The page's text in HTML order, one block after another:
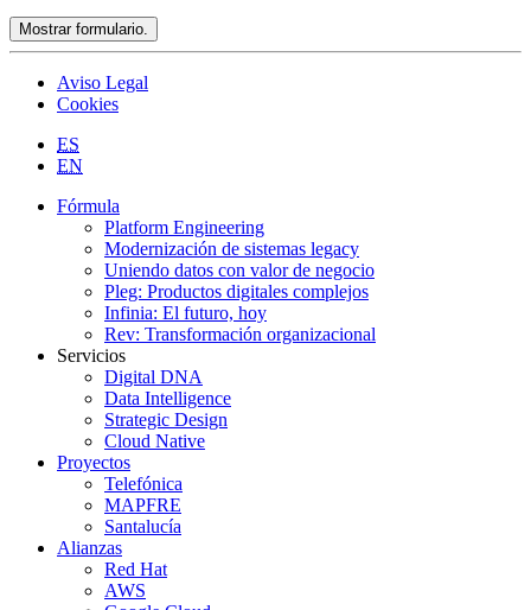
Mostrar formulario.
Aviso Legal
Cookies
ES
EN
Fórmula
Platform Engineering
Modernización de sistemas legacy
Uniendo datos con valor de negocio
Pleg: Productos digitales complejos
Infinia: El futuro, hoy
Rev: Transformación organizacional
Servicios
Digital DNA
Data Intelligence
Strategic Design
Cloud Native
Proyectos
Telefónica
MAPFRE
Santalucía
Alianzas
Red Hat
AWS